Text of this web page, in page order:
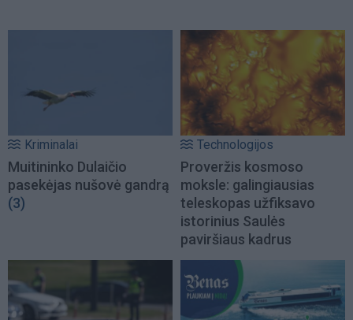
Kriminalai
Muitininko Dulaičio
pasekėjas nušovė gandrą
(3)
Technologijos
Proveržis kosmoso
moksle: galingiausias
teleskopas užfiksavo
istorinius Saulės
paviršiaus kadrus